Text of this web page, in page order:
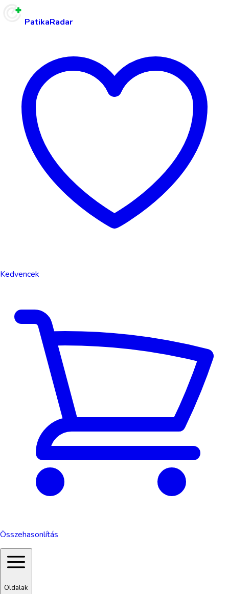
PatikaRadar
Kedvencek
Összehasonlítás
Oldalak